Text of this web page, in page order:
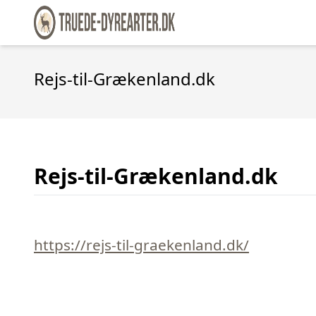
Rejs-til-Grækenland.dk
Rejs-til-Grækenland.dk
https://rejs-til-graekenland.dk/